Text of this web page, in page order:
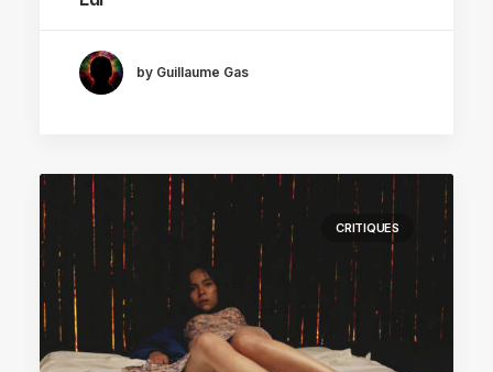
by Guillaume Gas
CRITIQUES